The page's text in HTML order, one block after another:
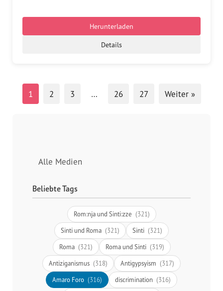
Alle Medien
Beliebte Tags
Rom:nja und Sinti:zze (321)
Sinti und Roma (321) Sinti (321)
Roma (321) Roma und Sinti (319)
Antiziganismus (318) Antigypsyism (317)
Amaro Foro (316) discrimination (316)
Herunterladen
Details
1 2 3 … 26 27 Weiter »